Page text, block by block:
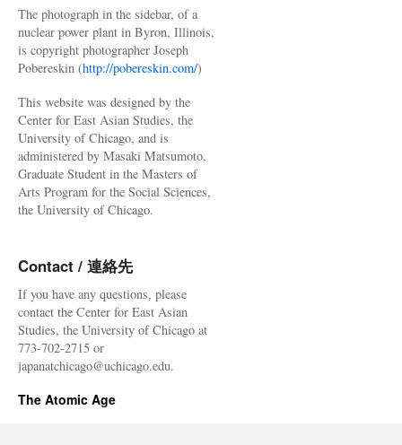
The photograph in the sidebar, of a
nuclear power plant in Byron, Illinois,
is copyright photographer Joseph
Pobereskin (http://pobereskin.com/)
This website was designed by the
Center for East Asian Studies, the
University of Chicago, and is
administered by Masaki Matsumoto,
Graduate Student in the Masters of
Arts Program for the Social Sciences,
the University of Chicago.
Contact / 連絡先
If you have any questions, please
contact the Center for East Asian
Studies, the University of Chicago at
773-702-2715 or
japanatchicago@uchicago.edu.
The Atomic Age